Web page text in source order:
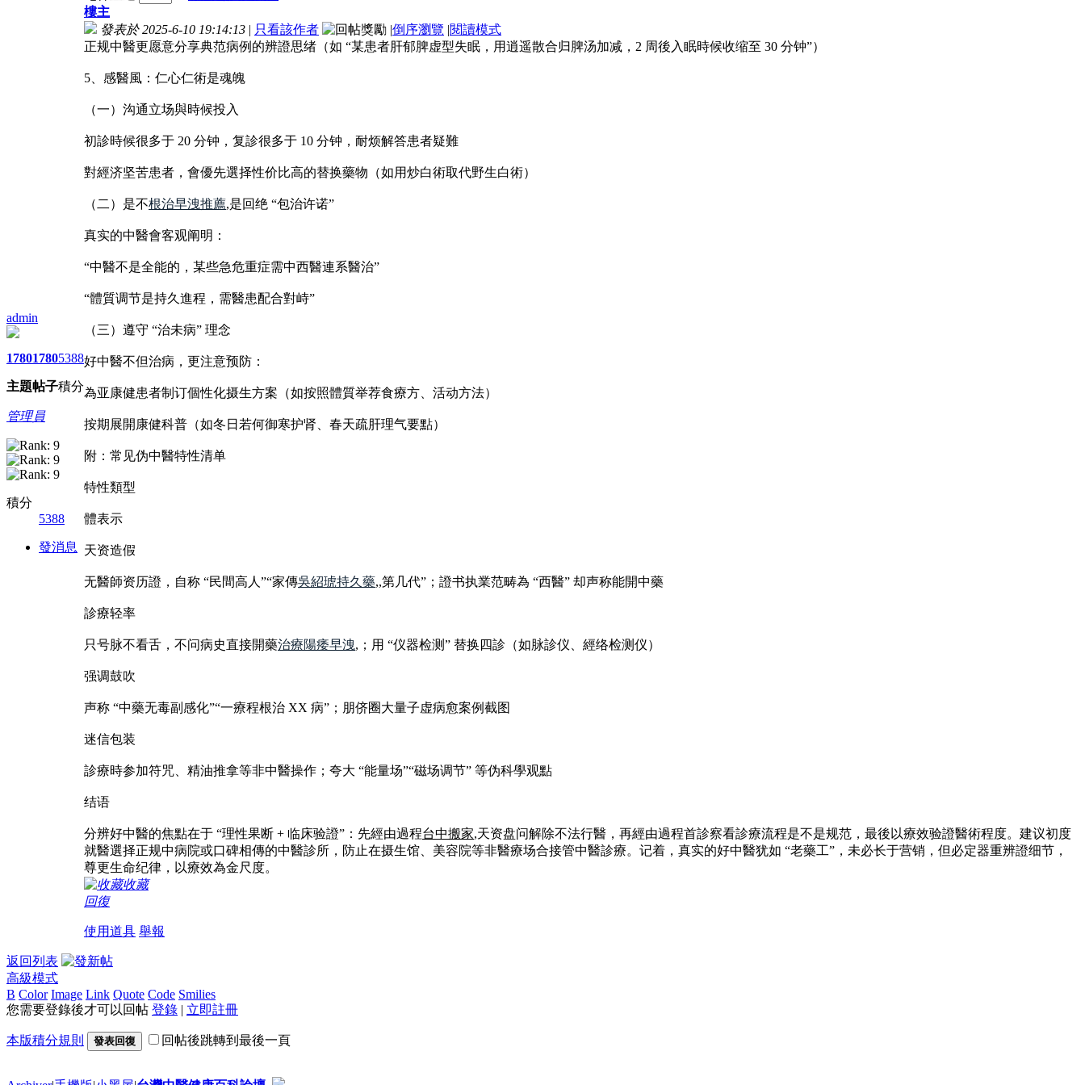
admin
1780
主題
1780
帖子
5388
積分
管理員
積分
5388
發消息
樓主
發表於 2025-6-10 19:14:13 | 只看該作者 |倒序瀏覽 |閱讀模式
正规中醫更愿意分享典范病例的辨證思绪（如 “某患者肝郁脾虚型失眠，用逍遥散合归脾汤加减，2 周後入眠時候收缩至 30 分钟”）
5、感醫風：仁心仁術是魂魄
（一）沟通立场與時候投入
初診時候很多于 20 分钟，复診很多于 10 分钟，耐烦解答患者疑難
對經济坚苦患者，會優先選择性价比高的替换藥物（如用炒白術取代野生白術）
（二）是不根治早洩推薦,是回绝 “包治许诺”
真实的中醫會客观阐明：
“中醫不是全能的，某些急危重症需中西醫連系醫治”
“體質调节是持久進程，需醫患配合對峙”
（三）遵守 “治未病” 理念
好中醫不但治病，更注意预防：
為亚康健患者制订個性化摄生方案（如按照體質举荐食療方、活动方法）
按期展開康健科普（如冬日若何御寒护肾、春天疏肝理气要點）
附：常见伪中醫特性清单
特性類型
體表示
天资造假
无醫師资历證，自称 “民間高人”“家傳吳紹琥持久藥,,第几代”；證书执業范畴為 “西醫” 却声称能開中藥
診療轻率
只号脉不看舌，不问病史直接開藥治療陽痿早洩,；用 “仪器检测” 替换四診（如脉診仪、經络检测仪）
强调鼓吹
声称 “中藥无毒副感化”“一療程根治 XX 病”；朋侪圈大量子虚病愈案例截图
迷信包装
診療時参加符咒、精油推拿等非中醫操作；夸大 “能量场”“磁场调节” 等伪科學观點
结语
分辨好中醫的焦點在于 “理性果断 + 临床验證”：先經由過程台中搬家,天资盘问解除不法行醫，再經由過程首診察看診療流程是不是规范，最後以療效验證醫術程度。建议初度
就醫選择正规中病院或口碑相傳的中醫診所，防止在摄生馆、美容院等非醫療场合接管中醫診療。记着，真实的好中醫犹如 “老藥工”，未必长于营销，但必定器重辨證细节，
尊更生命纪律，以療效為金尺度。
收藏
回復
使用道具 舉報
返回列表
高級模式
B Color Image Link Quote Code Smilies
您需要登錄後才可以回帖 登錄 | 立即註冊
本版積分規則 發表回復 回帖後跳轉到最後一頁